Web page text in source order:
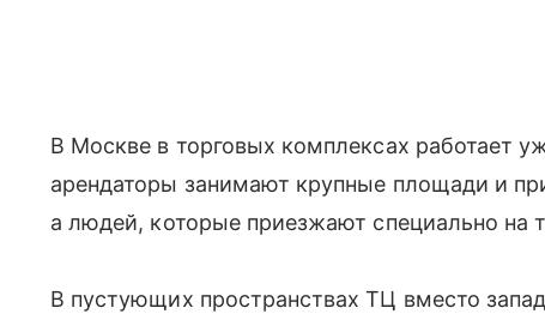
В Москве в торговых комплексах работает
арендаторы занимают крупные площади и
а людей, которые приезжают специально на
В пустующих пространствах ТЦ вместо